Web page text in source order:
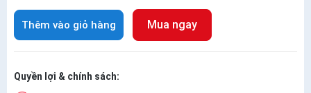
Thêm vào giỏ hàng Mua ngay
Quyền lợi & chính sách: